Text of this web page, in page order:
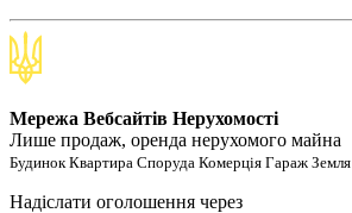
Мережа Вебсайтів Нерухомості
Лише продаж, оренда нерухомого майна
Будинок Квартира Споруда Комерція Гараж Земля
Надіслати оголошення через